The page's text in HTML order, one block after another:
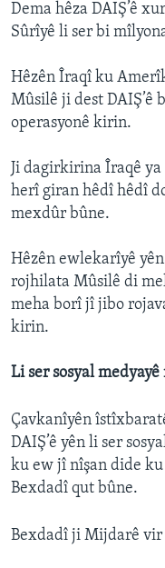
Dema hêza DAIŞ’ê
Sûrîyê li ser bi
Hêzên Îraqî ku
Mûsilê ji dest DAIŞ’ê
operasyonê kirin.
Ji dagirkirina Îraqê ya
herî giran hêdî hêdî
mexdûr bûne.
Hêzên ewlekarîyê
rojhilata Mûsilê di
meha borî jî jibo
kirin.
Li ser sosyal
Çavkanîyên
DAIŞ’ê yên li ser
ku ew jî nîşan dide
Bexdadî qut bûne.
Bexdadî ji Mijdarê vir